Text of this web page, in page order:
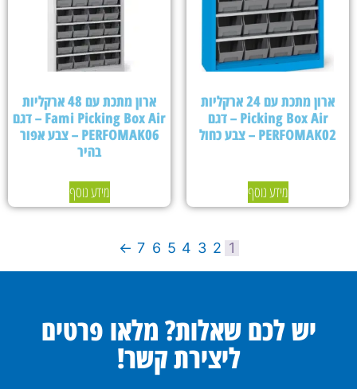
ארון מתכת עם 24 ארקליות
Picking Box Air – דגם
PERFOMAK02 – צבע כחול
מידע נוסף
ארון מתכת עם 48 ארקליות
Fami Picking Box Air – דגם
PERFOMAK06 – צבע אפור
בהיר
מידע נוסף
1
2
3
4
5
6
7
←
יש לכם שאלות? מלאו פרטים
ליצירת קשר!